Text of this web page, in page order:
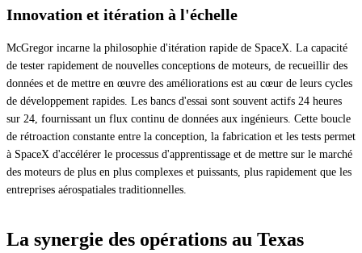
Innovation et itération à l'échelle
McGregor incarne la philosophie d'itération rapide de SpaceX. La capacité
de tester rapidement de nouvelles conceptions de moteurs, de recueillir des
données et de mettre en œuvre des améliorations est au cœur de leurs cycles
de développement rapides. Les bancs d'essai sont souvent actifs 24 heures
sur 24, fournissant un flux continu de données aux ingénieurs. Cette boucle
de rétroaction constante entre la conception, la fabrication et les tests permet
à SpaceX d'accélérer le processus d'apprentissage et de mettre sur le marché
des moteurs de plus en plus complexes et puissants, plus rapidement que les
entreprises aérospatiales traditionnelles.
La synergie des opérations au Texas